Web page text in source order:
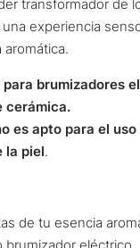
transformador de
experiencia
aromática.
para brumizadores
cerámica.
es apto para el
la piel.
de tu esencia